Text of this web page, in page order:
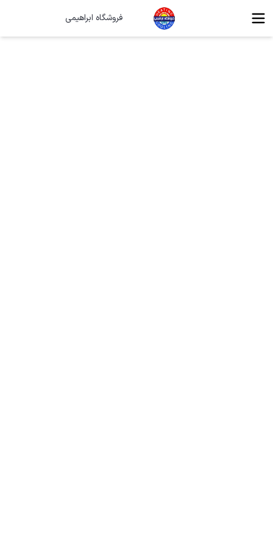
فروشگاه ابراهیمی